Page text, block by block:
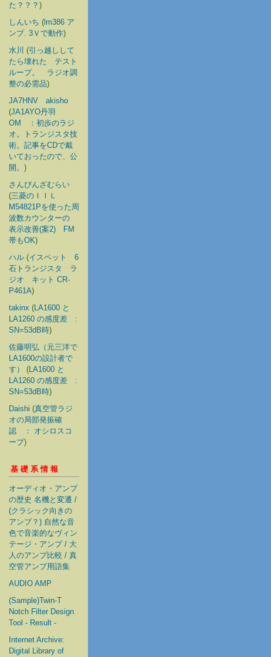
た？？？ )
しんいち ( lm386 ア
ンプ. 3Ｖで動作)
水川 (引っ越しして
たら壊れた テスト
ループ。 ラジオ調
整の必需品)
JA7HNV akisho
(JA1AYO丹羽
OM ：初歩のラジ
オ。トランジスタ技
術。記事をCDで戴
いておったので、公
開。 )
さんぴんざむらい
(三菱のＩＩＬ
M54821Pを使った周
波数カウンターの
表示改善(案2) FM
帯もOK)
ハル (イスペット 6
石トランジスタ ラ
ジオ キット CR-
P461A)
takinx (LA1600 と
LA1260 の感度差 :
SN=53dB時)
佐藤明弘（元三洋で
LA1600の設計者で
す）
(LA1600 と
LA1260 の感度差 :
SN=53dB時)
Daishi (真空管ラジ
オの局部発振確
認 ： オシロスコ
ープ)
基礎系情報
オーディオ・アンプ
の歴史 名機と変遷 /
(クラシック向きの
アンプ？) 自然な音
色で音楽的なヴィン
テージ・アンプ / 大
人のアンプ比較 / 真
空管アンプ用語集
AUDIO AMP
(Sample)Twin-T
Notch Filter Design
Tool - Result -
Internet Archive:
Digital Library of